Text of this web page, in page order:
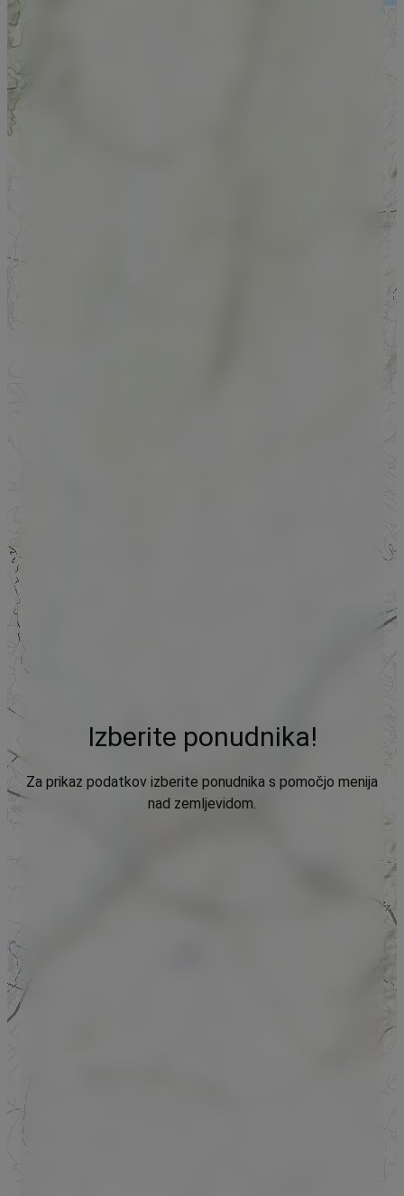
Izberite ponudnika!
Za prikaz podatkov izberite ponudnika s pomočjo menija
nad zemljevidom.